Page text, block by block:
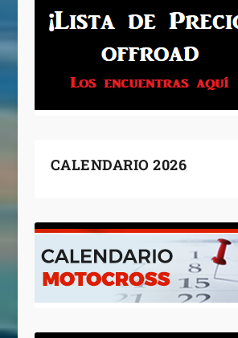
CALENDARIO 2026